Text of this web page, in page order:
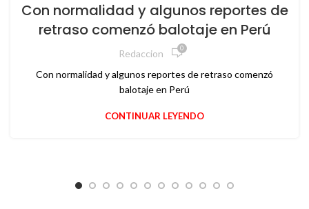
Con normalidad y algunos reportes de
retraso comenzó balotaje en Perú
Redaccion 0
Con normalidad y algunos reportes de retraso comenzó
balotaje en Perú
CONTINUAR LEYENDO